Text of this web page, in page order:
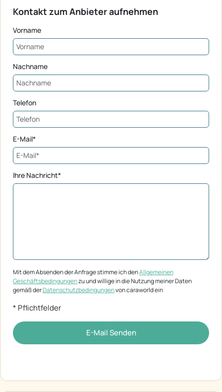
Kontakt zum Anbieter aufnehmen
Vorname
Nachname
Telefon
E-Mail*
Ihre Nachricht*
Mit dem Absenden der Anfrage stimme ich denAllgemeinen
Geschäftsbedingungenzu und willige in die Nutzung meiner Daten
gemäß derDatenschutzbedingungenvon caraworld ein
* Pflichtfelder
E-Mail Senden